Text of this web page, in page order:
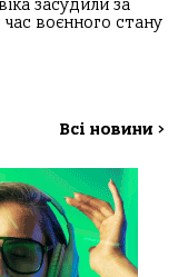
засудили за
час воєнного стану
Всі новини >